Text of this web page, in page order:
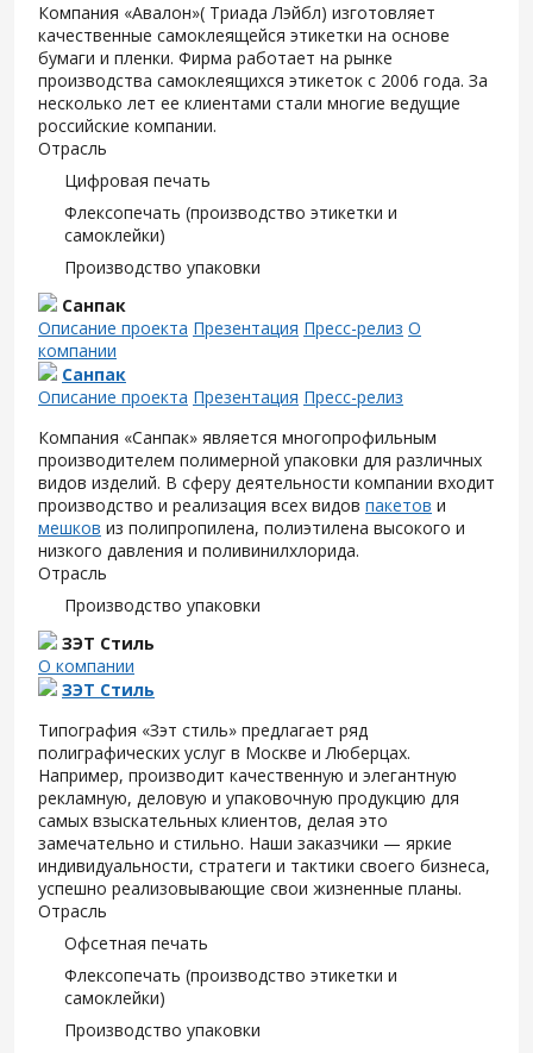
Компания «Авалон»( Триада Лэйбл) изготовляет
качественные самоклеящейся этикетки на основе
бумаги и пленки. Фирма работает на рынке
производства самоклеящихся этикеток с 2006 года. За
несколько лет ее клиентами стали многие ведущие
российские компании.
Отрасль
Цифровая печать
Флексопечать (производство этикетки и
самоклейки)
Производство упаковки
Санпак
Описание проекта Презентация Пресс-релиз О
компании
Санпак
Описание проекта Презентация Пресс-релиз
Компания «Санпак» является многопрофильным
производителем полимерной упаковки для различных
видов изделий. В сферу деятельности компании входит
производство и реализация всех видов пакетов и
мешков из полипропилена, полиэтилена высокого и
низкого давления и поливинилхлорида.
Отрасль
Производство упаковки
ЗЭТ Стиль
О компании
ЗЭТ Стиль
Типография «Зэт cтиль» предлагает ряд
полиграфических услуг в Москве и Люберцах.
Например, производит качественную и элегантную
рекламную, деловую и упаковочную продукцию для
самых взыскательных клиентов, делая это
замечательно и стильно. Наши заказчики — яркие
индивидуальности, стратеги и тактики своего бизнеса,
успешно реализовывающие свои жизненные планы.
Отрасль
Офсетная печать
Флексопечать (производство этикетки и
самоклейки)
Производство упаковки